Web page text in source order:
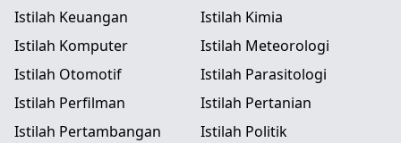
Istilah Keuangan
Istilah Kimia
Istilah Komputer
Istilah Meteorologi
Istilah Otomotif
Istilah Parasitologi
Istilah Perfilman
Istilah Pertanian
Istilah Pertambangan
Istilah Politik